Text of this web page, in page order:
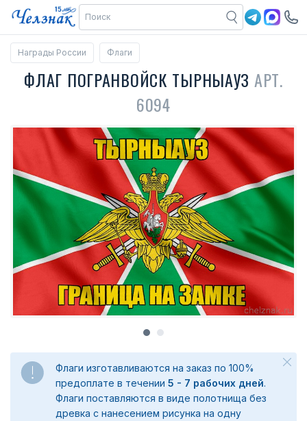
Награды России Флаги
ФЛАГ ПОГРАНВОЙСК ТЫРНЫАУЗ АРТ.
6094
Флаги изготавливаются на заказ по 100%
предоплате в течении 5 - 7 рабочих дней.
Флаги поставляются в виде полотнища без
древка с нанесением рисунка на одну